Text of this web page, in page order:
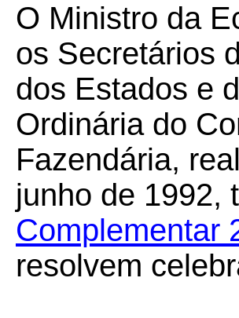
O Ministro da
os Secretários
dos Estados e
Ordinária do
Fazendária,
junho de 1992,
Complementar
resolvem